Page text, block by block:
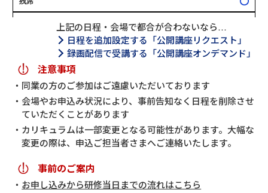
上記の日程・会場で都合が合わないなら…
日程を追加設定する「公開講座リクエスト」
録画配信で受講する「公開講座オンデマンド」
注意事項
同業の方のご参加はご遠慮いただいております
会場やお申込み状況により、事前告知なく日程を削除させ
ていただくことがあります
カリキュラムは一部変更となる可能性があります。大幅な
変更の際は、申込ご担当者さまへご連絡いたします。
事前のご案内
お申し込みから研修当日までの流れはこちら